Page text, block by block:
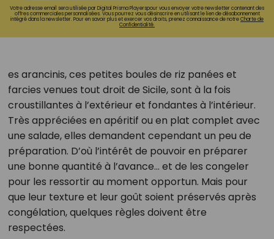
Votre adresse email sera utilisée par Digital Prisma Playerspour vous envoyer votre newsletter contenant des
offres commerciales personnalisées. Vous pourrez vous désinscrire en utilisant le lien de désabonnement
intégré dans la newsletter. Pour en savoir plus et exercer vos droits, prenez connaissance de notreCharte de
Confidentialité.
es arancinis, ces petites boules de riz panées et
farcies venues tout droit de Sicile, sont à la fois
croustillantes à l’extérieur et fondantes à l’intérieur.
Très appréciées en apéritif ou en plat complet avec
une salade, elles demandent cependant un peu de
préparation. D’où l’intérêt de pouvoir en préparer
une bonne quantité à l’avance… et de les congeler
pour les ressortir au moment opportun. Mais pour
que leur texture et leur goût soient préservés après
congélation, quelques règles doivent être
respectées.